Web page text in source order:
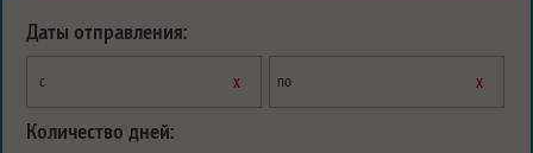
Даты отправления:
с х по х
Количество дней: